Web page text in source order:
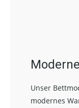
Unser
modernes